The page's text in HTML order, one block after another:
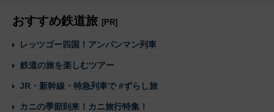
おすすめ鉄道旅 [PR]
レッツゴー四国！アンパンマン列車
鉄道の旅を楽しむツアー
JR・新幹線・特急列車で #ずらし旅
カニの季節到来！カニ旅行特集！